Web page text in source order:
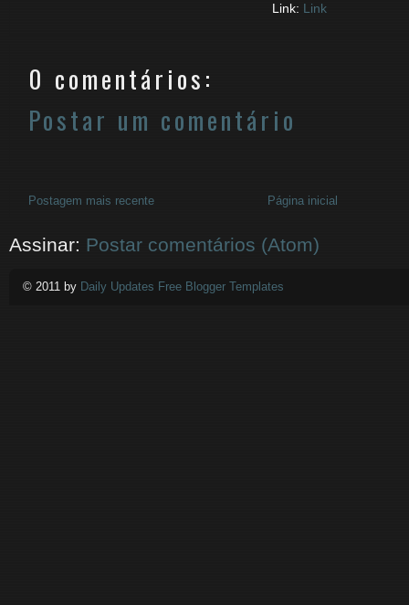
Link: Link
0 comentários:
Postar um comentário
Postagem mais recente Página inicial
Assinar: Postar comentários (Atom)
© 2011 by Daily Updates Free Blogger Templates